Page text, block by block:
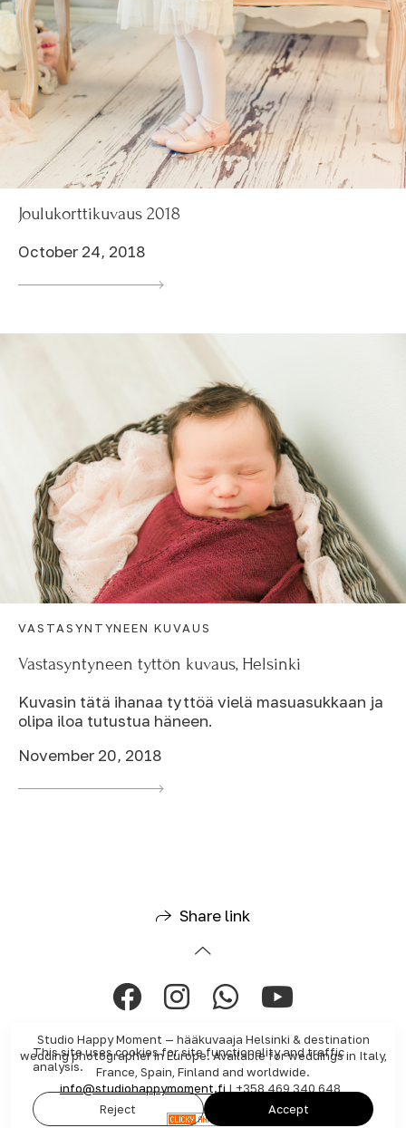
Joulukorttikuvaus 2018
October 24, 2018
VASTASYNTYNEEN KUVAUS
Vastasyntyneen tyttön kuvaus, Helsinki
Kuvasin tätä ihanaa tyttöä vielä masuasukkaan ja
olipa iloa tutustua häneen.
November 20, 2018
Share link
Studio Happy Moment — hääkuvaaja Helsinki & destination
wedding photographer in Europe. Available for weddings in Italy,
France, Spain, Finland and worldwide.
info@studiohappymoment.fi | +358 469 340 648
This site uses cookies for site functionality and traffic
analysis.
Reject Accept